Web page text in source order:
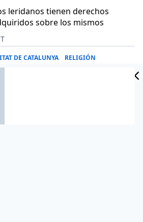
leridanos tienen derechos
sobre los mismos
DE CATALUNYA RELIGIÓN